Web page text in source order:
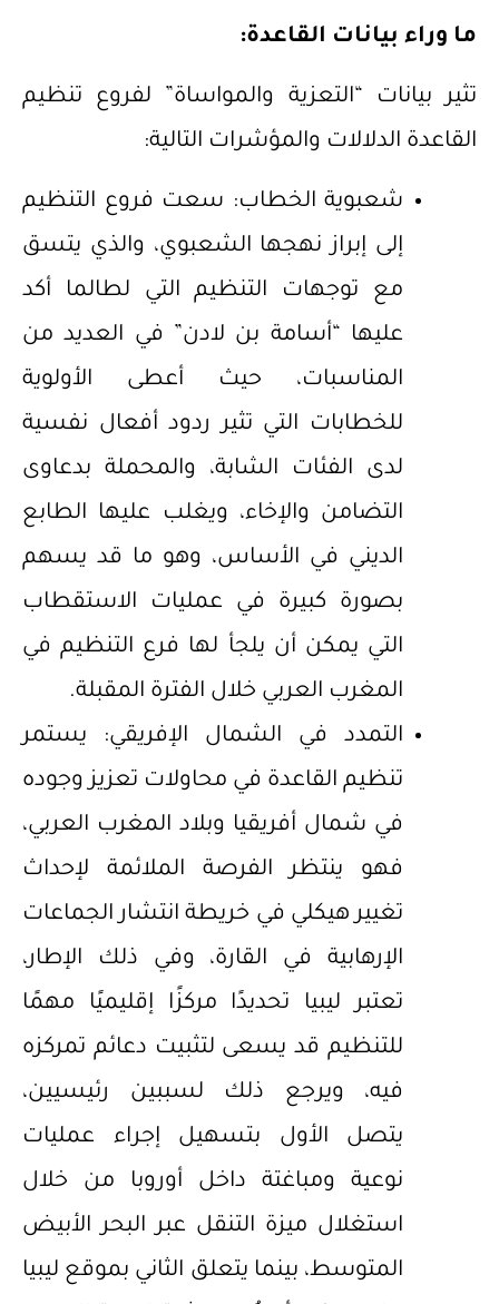
ما وراء بيانات القاعدة:
تثير بيانات “التعزية والمواساة” لفروع تنظيم
القاعدة الدلالات والمؤشرات التالية:
شعبوية الخطاب: سعت فروع التنظيم
إلى إبراز نهجها الشعبوي، والذي يتسق
مع توجهات التنظيم التي لطالما أكد
عليها “أسامة بن لادن” في العديد من
المناسبات، حيث أعطى الأولوية
للخطابات التي تثير ردود أفعال نفسية
لدى الفئات الشابة، والمحملة بدعاوى
التضامن والإخاء، ويغلب عليها الطابع
الديني في الأساس، وهو ما قد يسهم
بصورة كبيرة في عمليات الاستقطاب
التي يمكن أن يلجأ لها فرع التنظيم في
المغرب العربي خلال الفترة المقبلة.
التمدد في الشمال الإفريقي: يستمر
تنظيم القاعدة في محاولات تعزيز وجوده
في شمال أفريقيا وبلاد المغرب العربي،
فهو ينتظر الفرصة الملائمة لإحداث
تغيير هيكلي في خريطة انتشار الجماعات
الإرهابية في القارة، وفي ذلك الإطار،
تعتبر ليبيا تحديدًا مركزًا إقليميًا مهمًا
للتنظيم قد يسعى لتثبيت دعائم تمركزه
فيه، ويرجع ذلك لسببين رئيسيين،
يتصل الأول بتسهيل إجراء عمليات
نوعية ومباغتة داخل أوروبا من خلال
استغلال ميزة التنقل عبر البحر الأبيض
المتوسط، بينما يتعلق الثاني بموقع ليبيا